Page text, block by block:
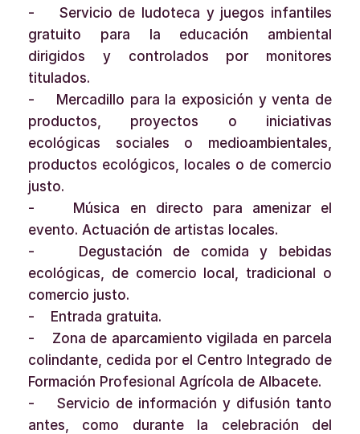
- Servicio de ludoteca y juegos infantiles
gratuito para la educación ambiental
dirigidos y controlados por monitores
titulados.
- Mercadillo para la exposición y venta de
productos, proyectos o iniciativas
ecológicas sociales o medioambientales,
productos ecológicos, locales o de comercio
justo.
- Música en directo para amenizar el
evento. Actuación de artistas locales.
- Degustación de comida y bebidas
ecológicas, de comercio local, tradicional o
comercio justo.
- Entrada gratuita.
- Zona de aparcamiento vigilada en parcela
colindante, cedida por el Centro Integrado de
Formación Profesional Agrícola de Albacete.
- Servicio de información y difusión tanto
antes, como durante la celebración del